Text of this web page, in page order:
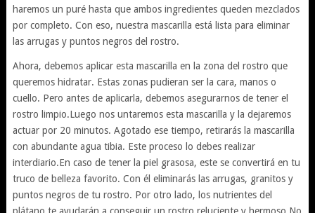
haremos un puré hasta que ambos ingredientes queden mezclados
por completo. Con eso, nuestra mascarilla está lista para eliminar
las arrugas y puntos negros del rostro.
Ahora, debemos aplicar esta mascarilla en la zona del rostro que
queremos hidratar. Estas zonas pudieran ser la cara, manos o
cuello. Pero antes de aplicarla, debemos asegurarnos de tener el
rostro limpio.Luego nos untaremos esta mascarilla y la dejaremos
actuar por 20 minutos. Agotado ese tiempo, retirarás la mascarilla
con abundante agua tibia. Este proceso lo debes realizar
interdiario.En caso de tener la piel grasosa, este se convertirá en tu
truco de belleza favorito. Con él eliminarás las arrugas, granitos y
puntos negros de tu rostro. Por otro lado, los nutrientes del